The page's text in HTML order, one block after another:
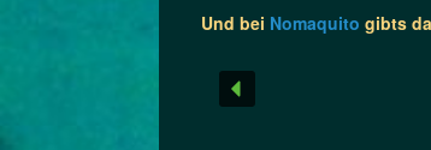
Und bei Nomaquito gibts